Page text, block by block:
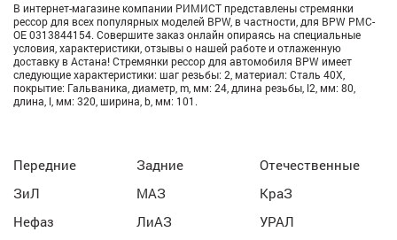
В интернет-магазине компании РИМИСТ представлены стремянки
рессор для всех популярных моделей BPW, в частности, для BPW РМС-
OE 0313844154. Совершите заказ онлайн опираясь на специальные
условия, характеристики, отзывы о нашей работе и отлаженную
доставку в Астана! Стремянки рессор для автомобиля BPW имеет
следующие характеристики: шаг резьбы: 2, материал: Сталь 40Х,
покрытие: Гальваника, диаметр, m, мм: 24, длина резьбы, l2, мм: 80,
длина, l, мм: 320, ширина, b, мм: 101.
Передние Задние
Отечественные
ЗиЛ
МАЗ
КраЗ
Нефаз
ЛиАЗ
УРАЛ